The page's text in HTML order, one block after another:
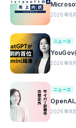
2026年8
ニュース
YouGov
2026年8
ニュース
OpenAI
2026年8